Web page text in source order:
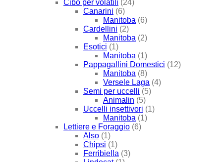
Cibo per volatili (24)
Canarini (6)
Manitoba (6)
Cardellini (2)
Manitoba (2)
Esotici (1)
Manitoba (1)
Pappagallini Domestici (12)
Manitoba (8)
Versele Laga (4)
Semi per uccelli (5)
Animalin (5)
Uccelli insettivori (1)
Manitoba (1)
Lettiere e Foraggio (6)
Also (1)
Chipsi (1)
Ferribiella (3)